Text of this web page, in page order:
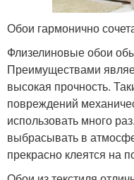
Обои гармонично
Флизелиновые обои
Преимуществами
высокая прочность.
повреждений
использовать много
выбрасывать в
прекрасно клеятся на